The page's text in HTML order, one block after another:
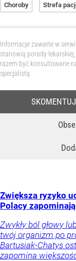
Choroby Strefa
Informacje zawarte w
stanowią porady
razem być konsultowane
specjalistą.
SKOMENTUJ
Zwiększa ryzyko
Polacy
Zwykły ból głowy
twój organizm po
Bartusiak-Chatys
zapomina